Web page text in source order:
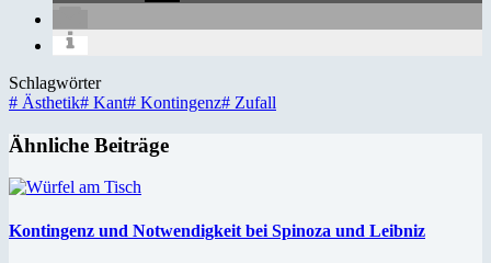
Schlagwörter
# Ästhetik# Kant# Kontingenz# Zufall
Ähnliche Beiträge
Kontingenz und Notwendigkeit bei Spinoza und Leibniz